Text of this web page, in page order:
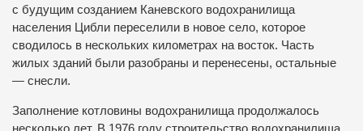
с будущим созданием Каневского водохранилища
населения Цибли переселили в новое село, которое
сводилось в нескольких километрах на восток. Часть
жилых зданий были разобраны и перенесены, остальные
— снесли.
Заполнение котловины водохранилища продолжалось